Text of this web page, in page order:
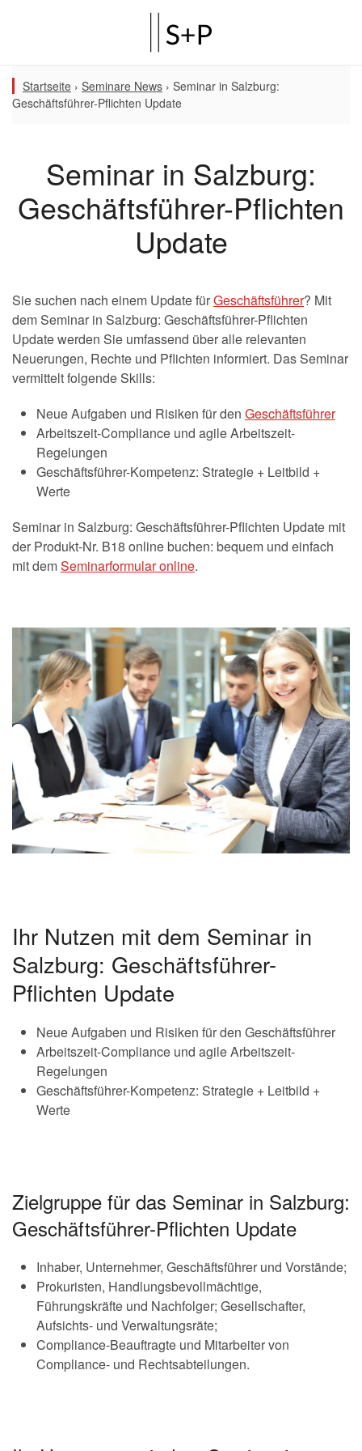
Startseite › Seminare News › Seminar in Salzburg:
Geschäftsführer-Pflichten Update
Seminar in Salzburg:
Geschäftsführer-Pflichten
Update
Sie suchen nach einem Update fürGeschäftsführer? Mit
dem Seminar in Salzburg: Geschäftsführer-Pflichten
Update werden Sie umfassend über alle relevanten
Neuerungen, Rechte und Pflichten informiert. Das Seminar
vermittelt folgende Skills:
Neue Aufgaben und Risiken für den Geschäftsführer
Arbeitszeit-Compliance und agile Arbeitszeit-
Regelungen
Geschäftsführer-Kompetenz: Strategie + Leitbild +
Werte
Seminar in Salzburg: Geschäftsführer-Pflichten Update mit
der Produkt-Nr. B18 online buchen: bequem und einfach
mit demSeminarformular online.
Ihr Nutzen mit dem Seminar in
Salzburg: Geschäftsführer-
Pflichten Update
Neue Aufgaben und Risiken für den Geschäftsführer
Arbeitszeit-Compliance und agile Arbeitszeit-
Regelungen
Geschäftsführer-Kompetenz: Strategie + Leitbild +
Werte
Zielgruppe für das Seminar in Salzburg:
Geschäftsführer-Pflichten Update
Inhaber, Unternehmer, Geschäftsführer und Vorstände;
Prokuristen, Handlungsbevollmächtige,
Führungskräfte und Nachfolger; Gesellschafter,
Aufsichts- und Verwaltungsräte;
Compliance-Beauftragte und Mitarbeiter von
Compliance- und Rechtsabteilungen.